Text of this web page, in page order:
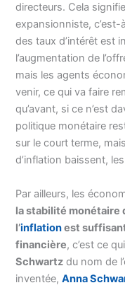
directeurs. Cela
expansionniste,
des taux d’intérêt est
l’augmentation de
mais les agents
venir, ce qui va faire
qu’avant, si ce n’est
politique monétaire
sur le court terme,
d’inflation baissent,
Par ailleurs, les
la stabilité monétaire
l’inflationest
financière, c’est ce
Schwartz du nom de
inventée,Anna